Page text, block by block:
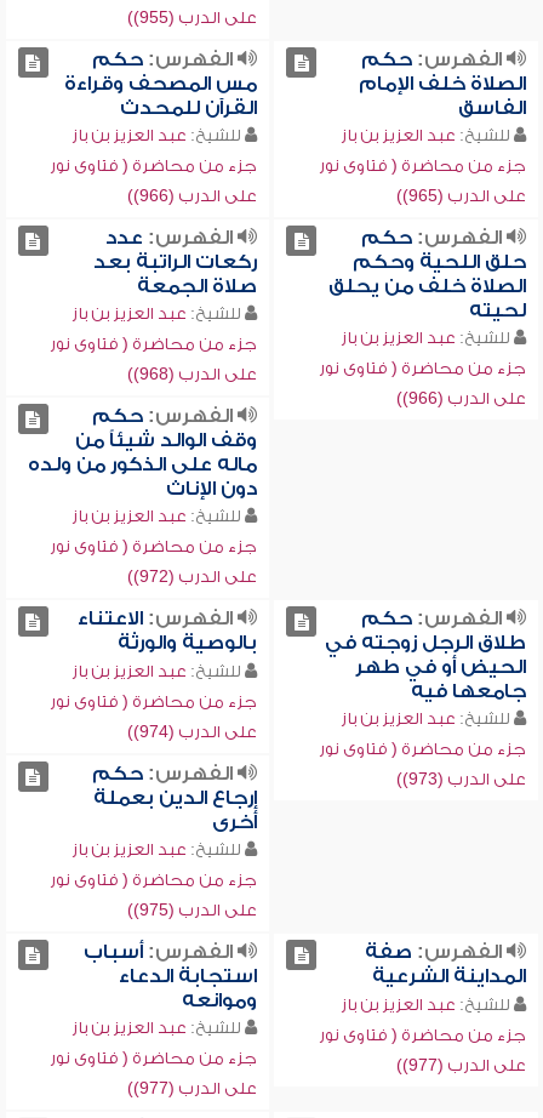
على الدرب (955))
الفهرس:حكم
الصلاة خلف الإمام
الفاسق
للشيخ: عبد العزيز بن باز
جزء من محاضرة ( فتاوى نور
على الدرب (965))
الفهرس:حكم
مس المصحف وقراءة
القرآن للمحدث
للشيخ: عبد العزيز بن باز
جزء من محاضرة ( فتاوى نور
على الدرب (966))
الفهرس:حكم
حلق اللحية وحكم
الصلاة خلف من يحلق
لحيته
للشيخ: عبد العزيز بن باز
جزء من محاضرة ( فتاوى نور
على الدرب (966))
الفهرس: عدد
ركعات الراتبة بعد
صلاة الجمعة
للشيخ: عبد العزيز بن باز
جزء من محاضرة ( فتاوى نور
على الدرب (968))
الفهرس:حكم
وقف الوالد شيئاً من
ماله على الذكور من ولده
دون الإناث
للشيخ: عبد العزيز بن باز
جزء من محاضرة ( فتاوى نور
على الدرب (972))
الفهرس:حكم
طلاق الرجل زوجته في
الحيض أو في طهر
جامعها فيه
للشيخ: عبد العزيز بن باز
جزء من محاضرة ( فتاوى نور
على الدرب (973))
الفهرس:الاعتناء
بالوصية والورثة
للشيخ: عبد العزيز بن باز
جزء من محاضرة ( فتاوى نور
على الدرب (974))
الفهرس:حكم
إرجاع الدين بعملة
أخرى
للشيخ: عبد العزيز بن باز
جزء من محاضرة ( فتاوى نور
على الدرب (975))
الفهرس: صفة
المداينة الشرعية
للشيخ: عبد العزيز بن باز
جزء من محاضرة ( فتاوى نور
على الدرب (977))
الفهرس:أسباب
استجابة الدعاء
وموانعه
للشيخ: عبد العزيز بن باز
جزء من محاضرة ( فتاوى نور
على الدرب (977))